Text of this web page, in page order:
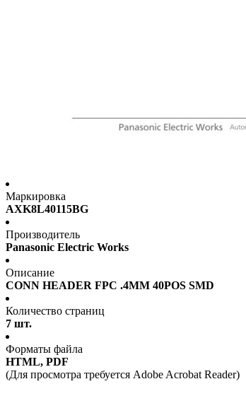
Маркировка
AXK8L40115BG
Производитель
Panasonic Electric Works
Описание
CONN HEADER FPC .4MM 40POS SMD
Количество страниц
7 шт.
Форматы файла
HTML, PDF
(Для просмотра требуется Adobe Acrobat Reader)